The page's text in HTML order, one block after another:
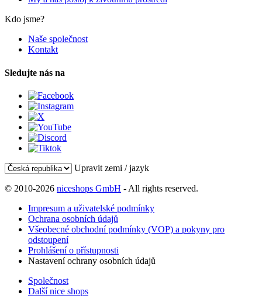
Kdo jsme?
Naše společnost
Kontakt
Sledujte nás na
Upravit zemi / jazyk
© 2010-2026 niceshops GmbH - All rights reserved.
Impresum a uživatelské podmínky
Ochrana osobních údajů
Všeobecné obchodní podmínky (VOP) a pokyny pro
odstoupení
Prohlášení o přístupnosti
Nastavení ochrany osobních údajů
Společnost
Další nice shops